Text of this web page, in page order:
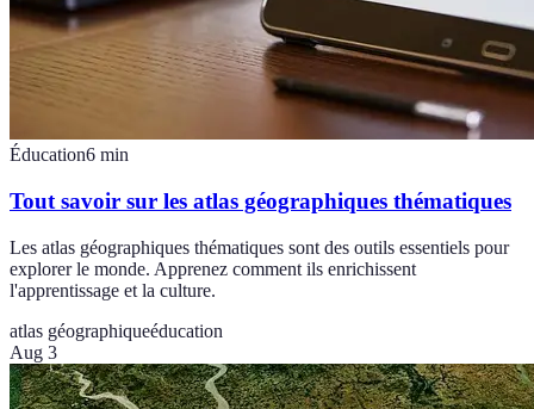
Éducation6 min
Tout savoir sur les atlas géographiques thématiques
Les atlas géographiques thématiques sont des outils essentiels pour
explorer le monde. Apprenez comment ils enrichissent
l'apprentissage et la culture.
atlas géographiqueéducation
Aug 3